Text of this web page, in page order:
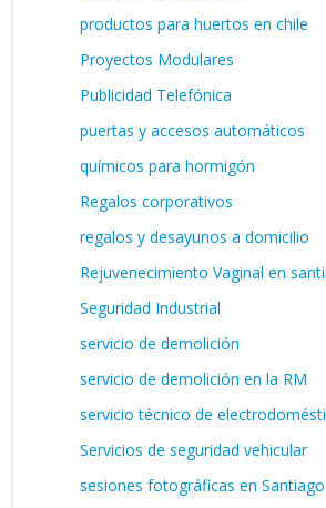
productos para huertos en chile
Proyectos Modulares
Publicidad Telefónica
puertas y accesos automáticos
químicos para hormigón
Regalos corporativos
regalos y desayunos a domicilio
Rejuvenecimiento Vaginal en
Seguridad Industrial
servicio de demolición
servicio de demolición en la RM
servicio técnico de
Servicios de seguridad vehicular
sesiones fotográficas en Santiago